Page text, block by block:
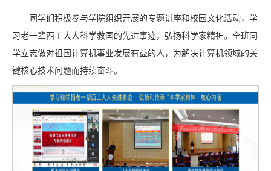
同学们积极参与学院组织开展的专题讲座和校园文化活动，学
习老一辈西工大人科学救国的先进事迹，弘扬科学家精神。全班同
学立志做对祖国计算机事业发展有益的人，为解决计算机领域的关
键核心技术问题而持续奋斗。